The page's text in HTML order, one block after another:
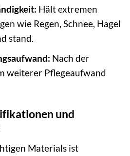
Hält extremen
wie Regen, Schnee, Hagel
stand.
Nach der
weiterer Pflegeaufwand
und
Materials ist